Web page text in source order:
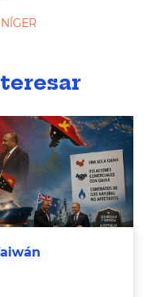
NÍGER